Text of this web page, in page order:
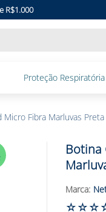
R$1.000
Proteção Respiratória
Micro Fibra Marluvas
Botina
☆☆☆